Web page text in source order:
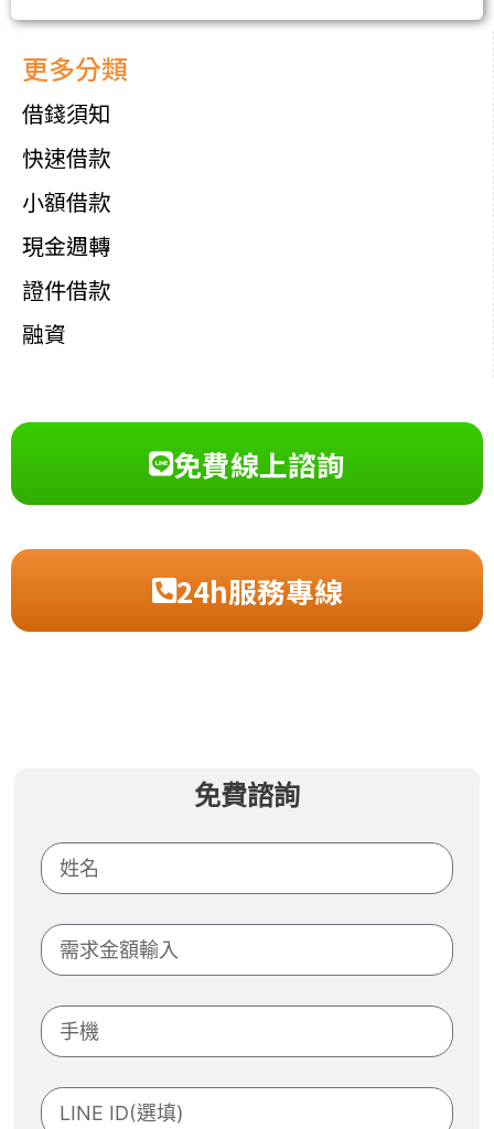
更多分類
借錢須知
快速借款
小額借款
現金週轉
證件借款
融資
免費線上諮詢
24h服務專線
免費諮詢